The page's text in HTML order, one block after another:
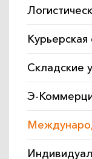
Складские
Э-